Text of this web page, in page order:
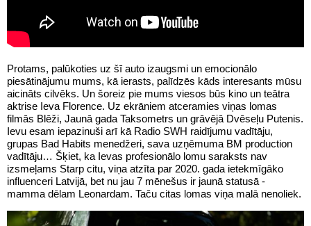
Protams, palūkoties uz šī auto izaugsmi un emocionālo
piesātinājumu mums, kā ierasts, palīdzēs kāds interesants mūsu
aicināts cilvēks. Un šoreiz pie mums viesos būs kino un teātra
aktrise Ieva Florence. Uz ekrāniem atceramies viņas lomas
filmās Blēži, Jaunā gada Taksometrs un grāvējā Dvēseļu Putenis.
Ievu esam iepazinuši arī kā Radio SWH raidījumu vadītāju,
grupas Bad Habits menedžeri, sava uzņēmuma BM production
vadītāju… Šķiet, ka Ievas profesionālo lomu saraksts nav
izsmeļams Starp citu, viņa atzīta par 2020. gada ietekmīgāko
influenceri Latvijā, bet nu jau 7 mēnešus ir jaunā statusā -
mamma dēlam Leonardam. Taču citas lomas viņa malā nenoliek.